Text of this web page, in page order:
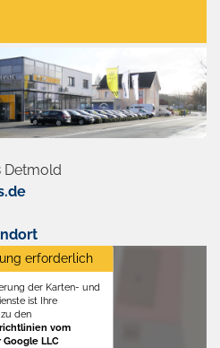
Detmold
erforderlich
der Karten- und
ist Ihre
den
vom
LLC